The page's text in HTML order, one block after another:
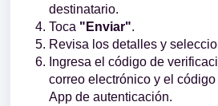
destinatario.
Toca "Enviar".
Revisa los detalles y
Ingresa el código de
correo electrónico y el
App de autenticación.